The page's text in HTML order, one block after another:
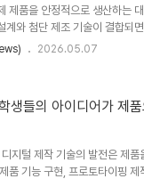
제품을 안정적으로 생산하는
계와 첨단 제조 기술이 결합되
품도 정밀하게 제작할 수 있는
제조 효율과 품질 안정화를 고
공정 중 후공정은 제품의 표면
2026.05.07
생들의 아이디어가 제
지털 제작 기술의 발전은 제
품 기능 구현, 프로토타이핑